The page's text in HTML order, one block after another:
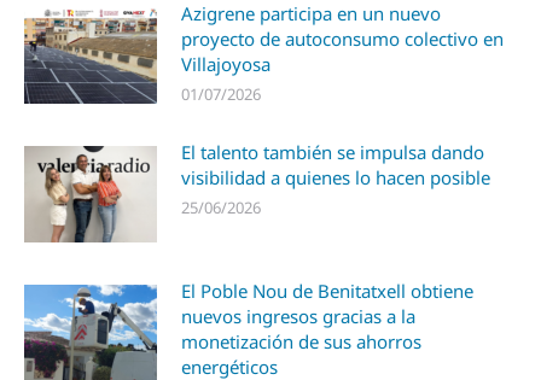
Azigrene participa en un nuevo
proyecto de autoconsumo colectivo en
Villajoyosa
01/07/2026
El talento también se impulsa dando
visibilidad a quienes lo hacen posible
25/06/2026
El Poble Nou de Benitatxell obtiene
nuevos ingresos gracias a la
monetización de sus ahorros
energéticos